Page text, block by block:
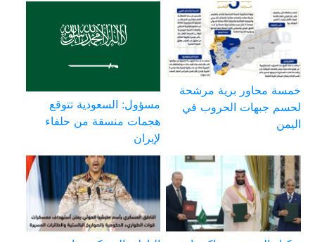
خمسة محاور برية مرشحة
لحسم جبهات الحروب في
اليمن
مسؤول: السعودية تتوقع
هجمات منسقة من حلفاء
لإيران